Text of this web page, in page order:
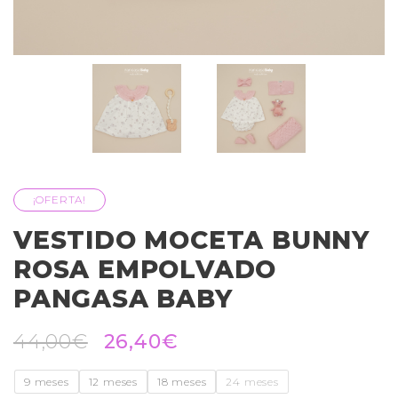
¡OFERTA!
VESTIDO MOCETA BUNNY
ROSA EMPOLVADO
PANGASA BABY
44,00€ 26,40€
9 meses 12 meses 18 meses 24 meses